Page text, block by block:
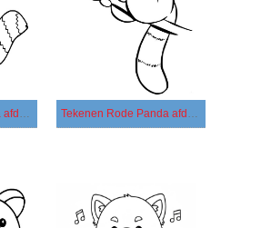
Tekenen Rode Panda afdrukbaar eenvoudig Tekenen Rode Panda afdrukbaar simpel